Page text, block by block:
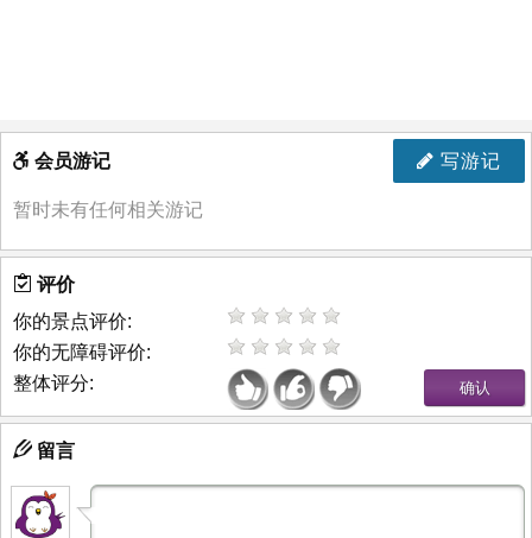
写游记
会员游记
暂时未有任何相关游记
评价
你的景点评价:
你的无障碍评价:
整体评分:
留言